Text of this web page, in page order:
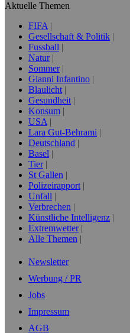
Aktuelle Themen
FIFA
Gesellschaft & Politik
Fussball
Natur
Sommer
Gianni Infantino
Blaulicht
Gesundheit
Konsum
USA
Lara Gut-Behrami
Deutschland
Basel
Tier
St Gallen
Polizeirapport
Unfall
Verbrechen
Künstliche Intelligenz
Extremwetter
Alle Themen
Newsletter
Werbung / PR
Jobs
Impressum
AGB